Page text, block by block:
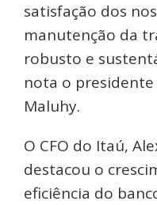
satisfação dos
manutenção da
robusto e
nota o
Maluhy.
O CFO do Itaú,
destacou o
eficiência do